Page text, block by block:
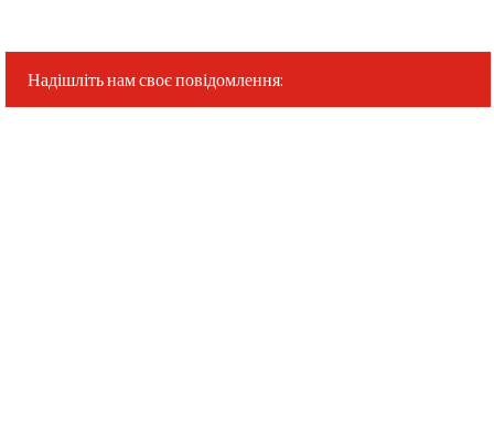
Надішліть нам своє повідомлення: